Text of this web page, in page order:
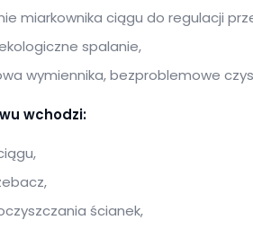
miarkownika ciągu do regulacji
spalanie,
wymiennika, bezproblemowe
wchodzi:
ścianek,